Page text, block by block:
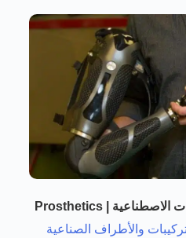
الأطراف الصناعية والتركيبات الاصطناعية Prosthetics |
والأطراف الصناعية